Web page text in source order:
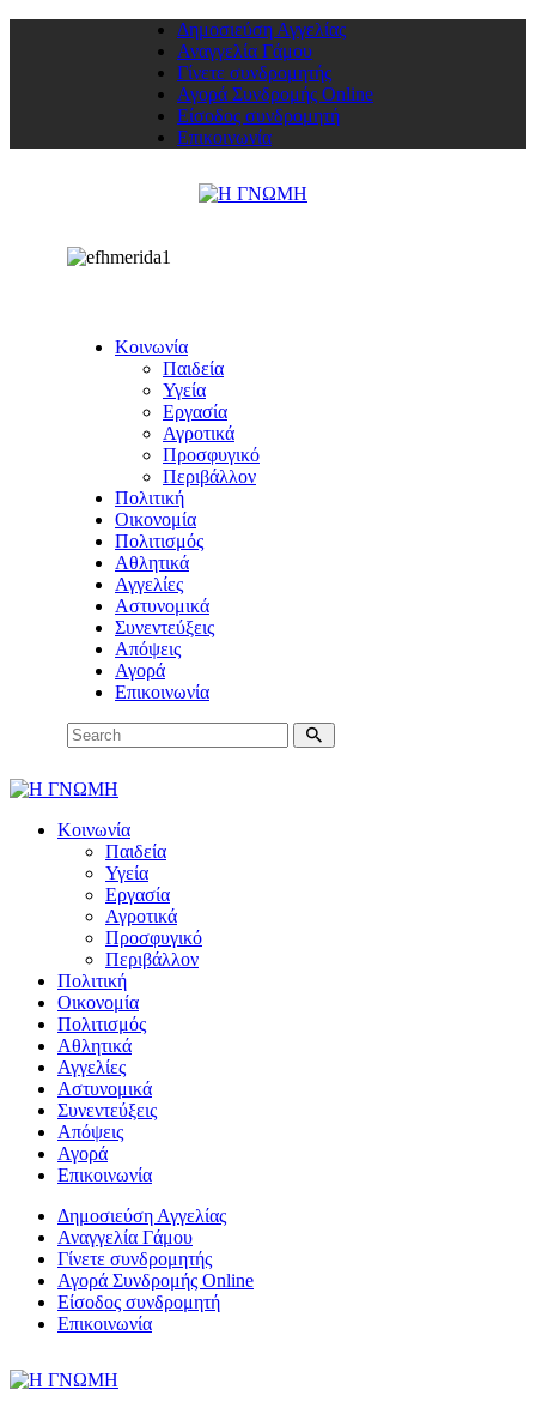
Δημοσιεύση Αγγελίας
Αναγγελία Γάμου
Γίνετε συνδρομητής
Αγορά Συνδρομής Online
Είσοδος συνδρομητή
Επικοινωνία
Κοινωνία
Παιδεία
Υγεία
Εργασία
Αγροτικά
Προσφυγικό
Περιβάλλον
Πολιτική
Οικονομία
Πολιτισμός
Αθλητικά
Αγγελίες
Αστυνομικά
Συνεντεύξεις
Απόψεις
Αγορά
Επικοινωνία
Κοινωνία
Παιδεία
Υγεία
Εργασία
Αγροτικά
Προσφυγικό
Περιβάλλον
Πολιτική
Οικονομία
Πολιτισμός
Αθλητικά
Αγγελίες
Αστυνομικά
Συνεντεύξεις
Απόψεις
Αγορά
Επικοινωνία
Δημοσιεύση Αγγελίας
Αναγγελία Γάμου
Γίνετε συνδρομητής
Αγορά Συνδρομής Online
Είσοδος συνδρομητή
Επικοινωνία